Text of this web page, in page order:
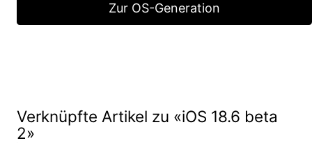
Zur OS-Generation
Verknüpfte Artikel zu «iOS 18.6 beta
2»